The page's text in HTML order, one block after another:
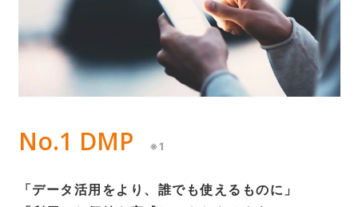
No.1 DMP ※1
「データ活用をより、誰でも使えるものに」